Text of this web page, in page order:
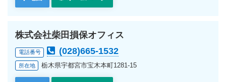
株式会社柴田損保オフィス
電話番号 (028)665-1532
所在地 栃木県宇都宮市宝木本町1281-15